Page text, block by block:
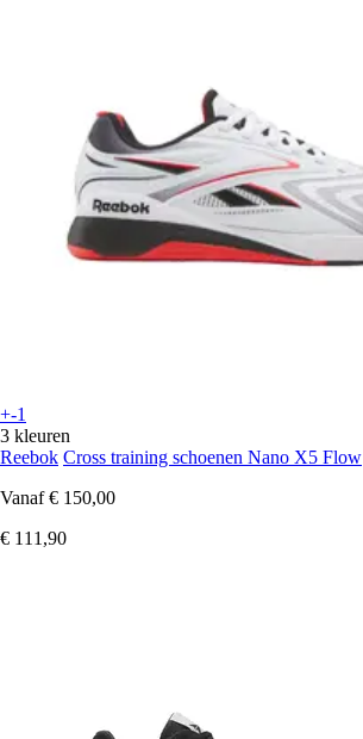
+-1
3 kleuren
Reebok Cross training schoenen Nano X5 Flow
Vanaf € 150,00
€ 111,90